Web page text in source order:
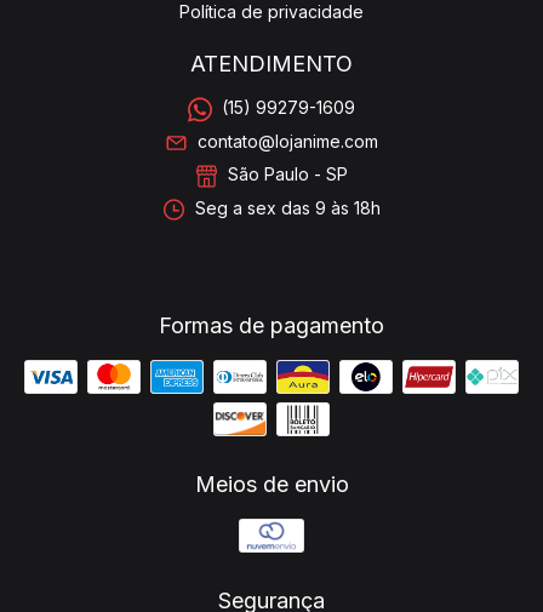
Política de privacidade
ATENDIMENTO
(15) 99279-1609
contato@lojanime.com
São Paulo - SP
Seg a sex das 9 às 18h
Formas de pagamento
Meios de envio
Segurança